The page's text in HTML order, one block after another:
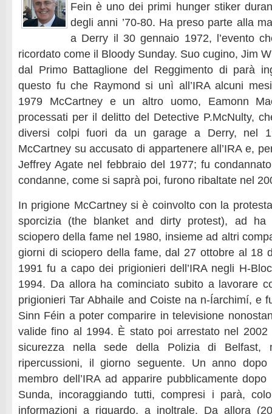
Fein è uno dei primi hunger stiker
degli anni ’70-80. Ha preso parte alla
a Derry il 30 gennaio 1972, l’evento
ricordato come il Bloody Sunday. Suo cugino, Jim
dal Primo Battaglione del Reggimento di parà
questo fu che Raymond si unì all’IRA alcuni
1979 McCartney e un altro uomo, Eamonn
processati per il delitto del Detective P.McNulty,
diversi colpi fuori da un garage a Derry, nel
McCartney su accusato di appartenere all’IRA e,
Jeffrey Agate nel febbraio del 1977; fu
condanne, come si saprà poi, furono ribaltate nel
In prigione McCartney si è coinvolto con la
sporcizia (the blanket and dirty protest), ad
sciopero della fame nel 1980, insieme ad altri
giorni di sciopero della fame, dal 27 ottobre al 18
1991 fu a capo dei prigionieri dell’IRA negli H-
1994. Da allora ha cominciato subito a lavorare
prigionieri Tar Abhaile and Coiste na n-Íarchimí, e
Sinn Féin a poter comparire in televisione
valide fino al 1994. È stato poi arrestato nel
sicurezza nella sede della Polizia di Belfast,
ripercussioni, il giorno seguente. Un anno
membro dell’IRA ad apparire pubblicamente dopo
Sunda, incoraggiando tutti, compresi i parà,
informazioni a riguardo, a inoltrale. Da allora